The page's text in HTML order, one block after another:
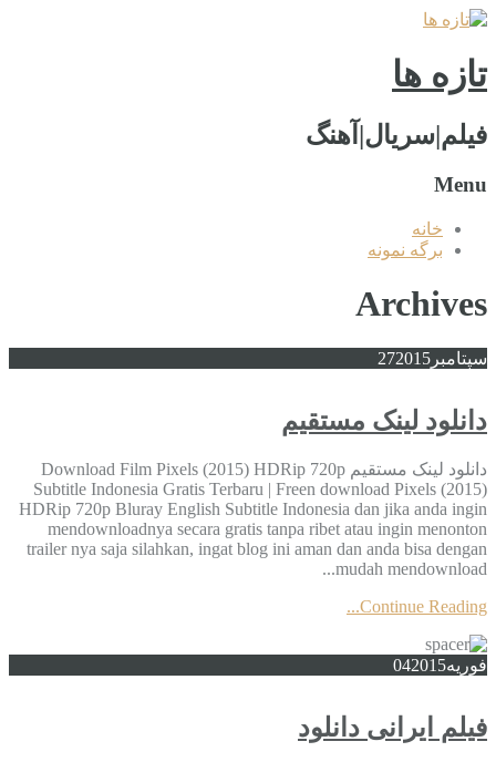
تازه ها
فیلم|سریال|آهنگ
Menu
خانه
برگه نمونه
Archives
سپتامبر 272015
دانلود لینک مستقیم
دانلود لینک مستقیم Download Film Pixels (2015) HDRip 720p
Subtitle Indonesia Gratis Terbaru | Freen download Pixels (2015)
HDRip 720p Bluray English Subtitle Indonesia dan jika anda ingin
mendownloadnya secara gratis tanpa ribet atau ingin menonton
trailer nya saja silahkan, ingat blog ini aman dan anda bisa dengan
mudah mendownload...
Continue Reading...
فوریه 042015
فیلم ایرانی دانلود